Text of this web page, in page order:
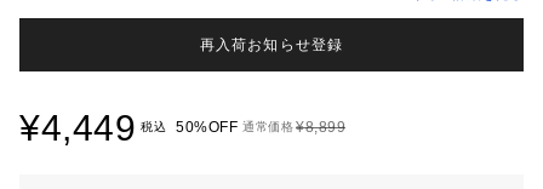
再入荷お知らせ登録
¥4,449 税込 50%OFF 通常価格¥8,899